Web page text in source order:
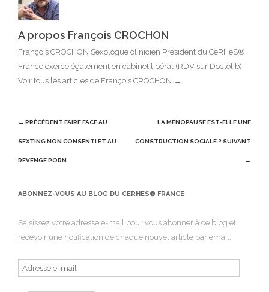
A propos François CROCHON
François CROCHON Sexologue clinicien Président du CeRHeS®
France exerce également en cabinet libéral (RDV sur Doctolib)
Voir tous les articles de François CROCHON →
Post
navigation
← PRÉCÉDENT FAIRE FACE AU
SEXTING NON CONSENTI ET AU
REVENGE PORN
LA MÉNOPAUSE EST-ELLE UNE
CONSTRUCTION SOCIALE ? SUIVANT
→
ABONNEZ-VOUS AU BLOG DU CERHES® FRANCE
Saisissez votre adresse e-mail pour vous abonner à ce blog et
recevoir une notification de chaque nouvel article par email.
Adresse
e-